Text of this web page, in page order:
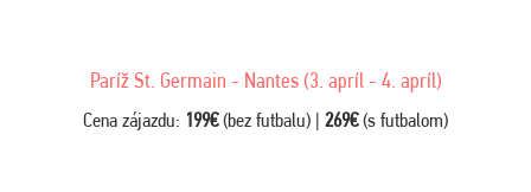
Paríž St. Germain - Nantes (3. apríl - 4. apríl)
Cena zájazdu: 199€(bez futbalu) | 269€(s futbalom)